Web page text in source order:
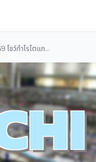
สรุปผลประกอบการ ICHI ไตรมาส 1/2569 โชว์กำไรโตแกร่งรับกลยุทธ์สินค้ามาร์จิ้นสูง